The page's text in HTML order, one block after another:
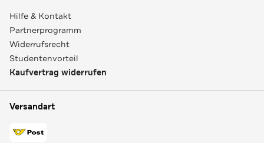
Hilfe & Kontakt
Partnerprogramm
Widerrufsrecht
Studentenvorteil
Kaufvertrag widerrufen
Versandart